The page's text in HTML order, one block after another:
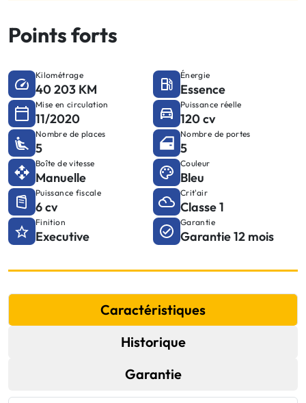
Points forts
Kilométrage
40 203 KM
Énergie
Essence
Mise en circulation
11/2020
Puissance réelle
120 cv
Nombre de places
5
Nombre de portes
5
Boîte de vitesse
Manuelle
Couleur
Bleu
Puissance fiscale
6 cv
Crit'air
Classe 1
Finition
Executive
Garantie
Garantie 12 mois
Caractéristiques
Historique
Garantie